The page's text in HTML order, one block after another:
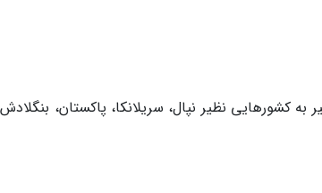
همسایه: در صورتی که طی 3 سال اخیر به کشورهایی نظیر نپال، سریلانکا، پاکستان،